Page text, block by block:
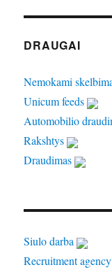
DRAUGAI
Nemokami
Unicum feeds
Automobilio
Rakshtys
Draudimas
Siulo darba
Recruitment